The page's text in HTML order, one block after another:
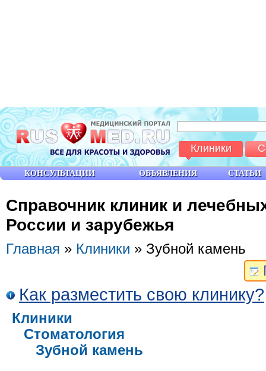
Справочник клиник и
России и зарубежья
Главная » Клиники » Зубной камень
Как разместить свою клинику?
Клиники
Стоматология
Зубной камень
КОНСУЛЬТАЦИИ ОБЪЯВЛЕНИЯ СТАТЬИ
Клиники